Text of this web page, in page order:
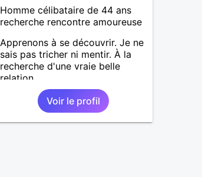
Homme célibataire de 44 ans
recherche rencontre amoureuse
Apprenons à se découvrir. Je ne
sais pas tricher ni mentir. À la
recherche d'une vraie belle
relation
Voir le profil